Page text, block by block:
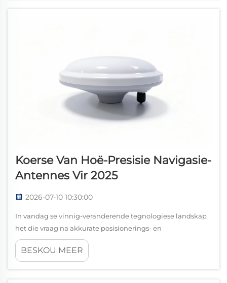
Koerse Van Hoë-Presisie Navigasie-
Antennes Vir 2025
2026-07-10 10:30:00
In vandag se vinnig-veranderende tegnologiese landskap
het die vraag na akkurate posisionerings- en
navigasielossings ongekende vlakke bereik. Bedrywe wat
wissel van outonome voertuie tot presisielandbou, is sterk
BESKOU MEER